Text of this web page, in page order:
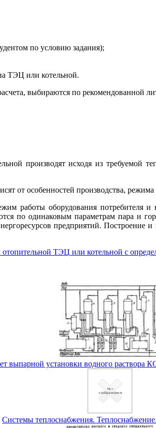
по условию задания);
ТЭЦ или котельной.
выбираются по рекомендованной
производят исходя из требуемой
от особенностей производства,
работы оборудования
по одинаковым параметрам пара и
предприятий. Построение
ТЭЦ или котельной с
выпарной установки водного раствора
Системы теплоснабжения.